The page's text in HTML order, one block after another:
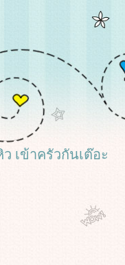
ว เข้าครัวกันเต๊อะ